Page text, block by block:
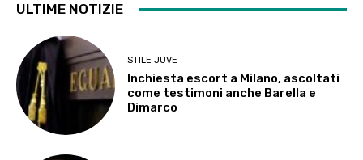
ULTIME NOTIZIE
STILE JUVE
Inchiesta escort a Milano, ascoltati
come testimoni anche Barella e
Dimarco